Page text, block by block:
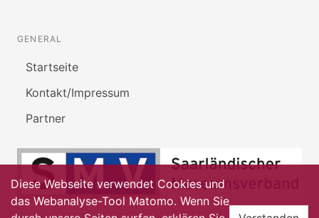
GENERAL
Startseite
Kontakt/Impressum
Partner
Diese Webseite verwendet Cookies und
das Webanalyse-Tool Matomo. Wenn Sie